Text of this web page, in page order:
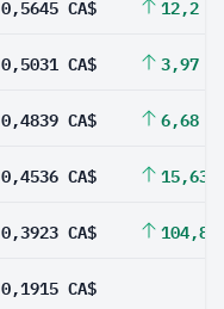
0,5645 CA$ 12,2 %
0,5031 CA$ 3,97 %
0,4839 CA$ 6,68 %
0,4536 CA$ 15,63
0,3923 CA$ 104,86
0,1915 CA$